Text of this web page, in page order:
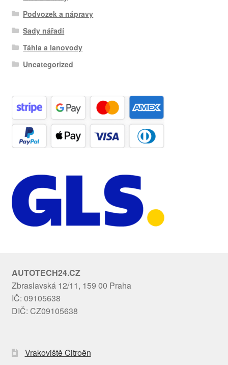
Podvozek a nápravy
Sady nářadí
Táhla a lanovody
Uncategorized
AUTOTECH24.CZ
Zbraslavská 12/11, 159 00 Praha
IČ: 09105638
DIČ: CZ09105638
Vrakoviště Citroën